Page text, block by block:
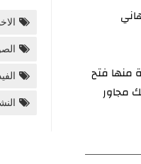
منها فتح
مجاور